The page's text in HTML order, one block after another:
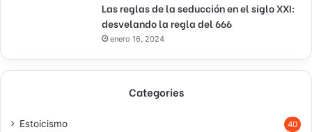
Las reglas de la seducción en el siglo XXI:
desvelando la regla del 666
enero 16, 2024
Categories
Estoicismo 40